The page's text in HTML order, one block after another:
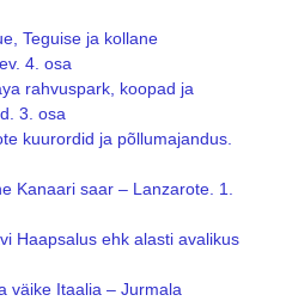
Teguise ja kollane
4. osa
rahvuspark, koopad ja
3. osa
kuurordid ja põllumajandus.
Kanaari saar – Lanzarote. 1.
Haapsalus ehk alasti avalikus
väike Itaalia – Jurmala